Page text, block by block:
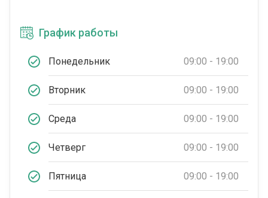
График работы
Понедельник 09:00 - 19:00
Вторник 09:00 - 19:00
Среда 09:00 - 19:00
Четверг 09:00 - 19:00
Пятница 09:00 - 19:00